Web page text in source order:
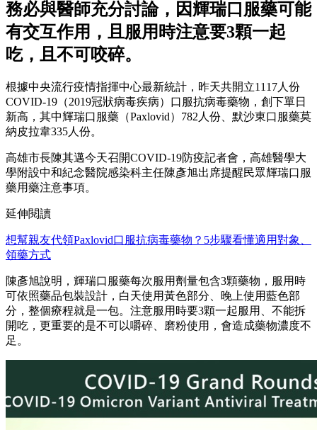
務必與醫師充分討論，因輝瑞口服藥可能
有交互作用，且服用時注意要3顆一起
吃，且不可咬碎。
根據中央流行疫情指揮中心最新統計，昨天共開立1117人份
COVID-19（2019冠狀病毒疾病）口服抗病毒藥物，創下單日
新高，其中輝瑞口服藥（Paxlovid）782人份、默沙東口服藥莫
納皮拉韋335人份。
高雄市長陳其邁今天召開COVID-19防疫記者會，高雄醫學大
學附設中和紀念醫院感染科主任陳彥旭出席提醒民眾輝瑞口服
藥用藥注意事項。
延伸閱讀
想幫親友代領Paxlovid口服抗病毒藥物？5步驟看懂適用對象、
領藥方式
陳彥旭說明，輝瑞口服藥每次服用劑量包含3顆藥物，服用時
可依照藥品包裝設計，白天使用黃色部分、晚上使用藍色部
分，整個療程就是一包。注意服用時要3顆一起服用、不能拆
開吃，更重要的是不可以嚼碎、磨粉使用，會造成藥物濃度不
足。